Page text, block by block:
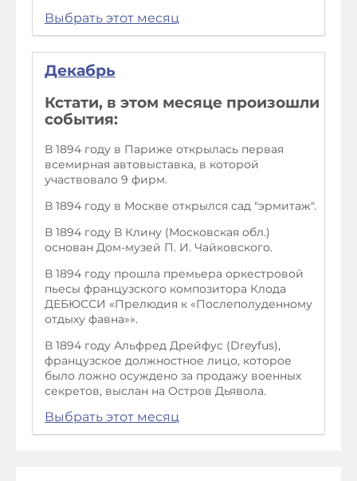
Выбрать этот месяц
Декабрь
Кстати, в этом месяце произошли
события:
В 1894 году в Париже открылась первая
всемирная автовыставка, в которой
участвовало 9 фирм.
В 1894 году в Москве открылся сад "эрмитаж".
В 1894 году В Клину (Московская обл.)
основан Дом-музей П. И. Чайковского.
В 1894 году прошла премьера оркестровой
пьесы французского композитора Клода
ДЕБЮССИ «Прелюдия к «Послеполуденному
отдыху фавна»».
В 1894 году Альфред Дрейфус (Dreyfus),
французское должностное лицо, которое
было ложно осуждено за продажу военных
секретов, выслан на Остров Дьявола.
Выбрать этот месяц